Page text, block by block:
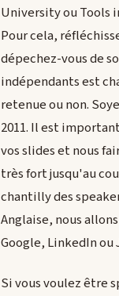
University ou Tools
Pour cela,
dépechez-vous de
indépendants est
retenue ou non.
2011. Il est
vos slides et nous
très fort jusqu'au
chantilly des
Anglaise, nous
Google, LinkedIn ou
Si vous voulez être